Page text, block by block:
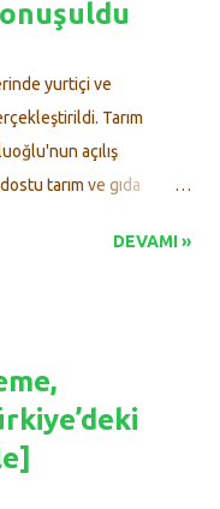
/ Avantajları,
yurtiçi ve
Tarım
açılış
tarım ve gıda
Nisan tarihlerinde yoğun
etkinliğin açılış
İpek Topuzluoğlu
derinden etkiliyor"
DEVAMI »